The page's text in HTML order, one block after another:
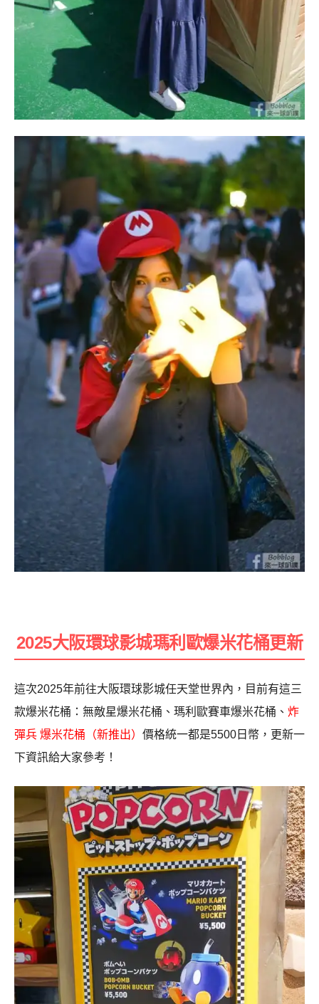
2025大阪環球影城瑪利歐爆米花桶更新
這次2025年前往大阪環球影城任天堂世界內，目前有這三
款爆米花桶：無敵星爆米花桶、瑪利歐賽車爆米花桶、 炸
彈兵 爆米花桶（新推出） 價格統一都是5500日幣，更新一
下資訊給大家參考！